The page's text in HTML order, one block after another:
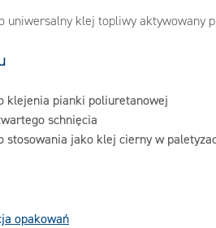
uniwersalny klej topliwy aktywowany
klejenia pianki poliuretanowej
schnięcia
stosowania jako klej cierny w
opakowań